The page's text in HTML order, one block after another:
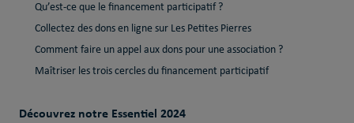
Qu’est-ce que le financement participatif ?
Collectez des dons en ligne sur Les Petites Pierres
Comment faire un appel aux dons pour une association ?
Maîtriser les trois cercles du financement participatif
Découvrez notre Essentiel 2024